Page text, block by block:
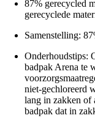
87% gerecycled
gerecyclede
Samenstelling:
Onderhoudstips:
badpak Arena te
niet-gechloreerd
lang in zakken of
badpak dat in